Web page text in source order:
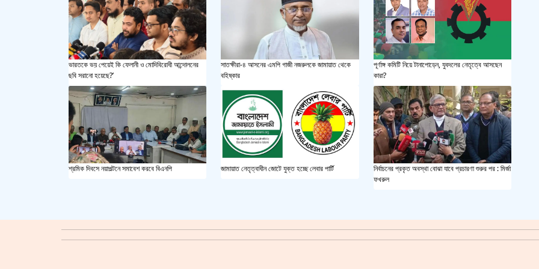
ভারতকে ভয় পেয়েই কি ফেলানী ও মোদিবিরোধী আন্দোলনের
ছবি সরানো হয়েছে?’
সাতক্ষীরা-৪ আসনের এমপি গাজী নজরুলকে জামায়াত থেকে
বহিষ্কার
পূর্ণাঙ্গ কমিটি নিয়ে টানাপোড়েন, যুবদলের নেতৃত্বে আসছেন
কারা?
শ্রমিক দিবসে নয়াপল্টনে সমাবেশ করবে বিএনপি জামায়াত নেতৃত্বাধীন জোটে যুক্ত হচ্ছে লেবার পার্টি
নির্বাচনের প্রকৃত অবস্থা বোঝা যাবে প্রচারণা শুরুর পর : মির্জা
ফখরুল